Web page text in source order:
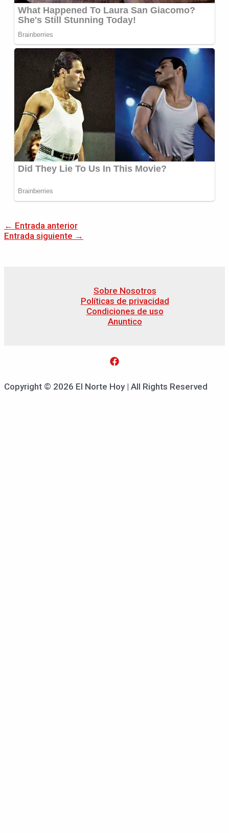
← Entrada anterior
Entrada siguiente →
Sobre Nosotros
Políticas de privacidad
Condiciones de uso
Anuntico
Copyright © 2026 El Norte Hoy | All Rights Reserved